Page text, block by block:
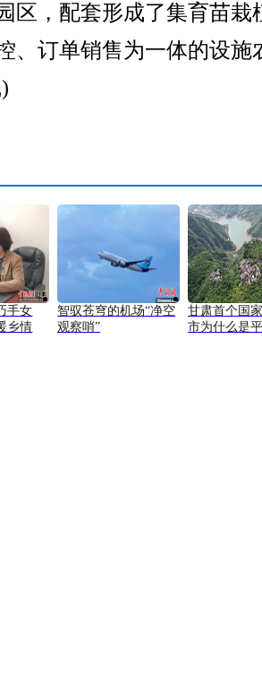
区，配套形成了集育苗栽
、订单销售为一体的设施
手女
乡情
智驭苍穹的机场“净空
观察哨”
甘肃首个国
市为什么是